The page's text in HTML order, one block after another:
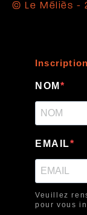
© Le Méliès -
NOM
EMAIL
Veuillez
pour vous